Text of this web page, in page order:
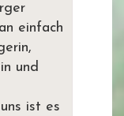
einfach
und
ist es